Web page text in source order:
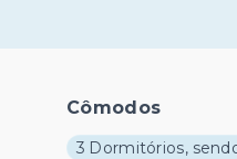
Cômodos
3 Dormitórios,